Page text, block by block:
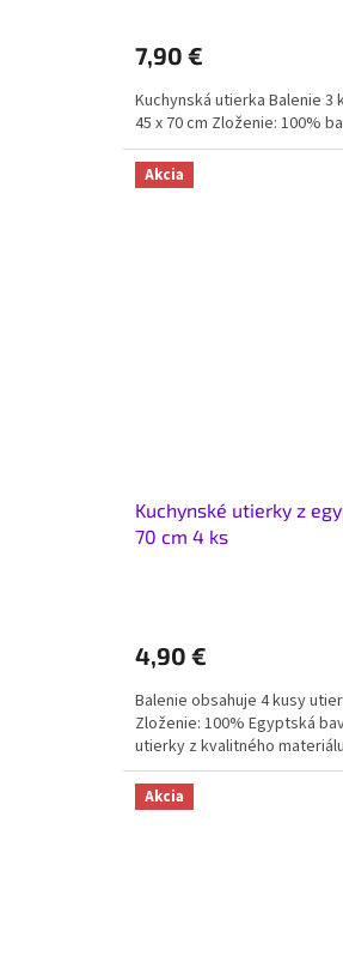
7,90 €
Kuchynská utierka Balenie
45 x 70 cm Zloženie: 100%
Akcia
Kuchynské utierky z
70 cm 4 ks
4,90 €
Balenie obsahuje 4 kusy
Zloženie: 100% Egyptská
utierky z kvalitného
Akcia